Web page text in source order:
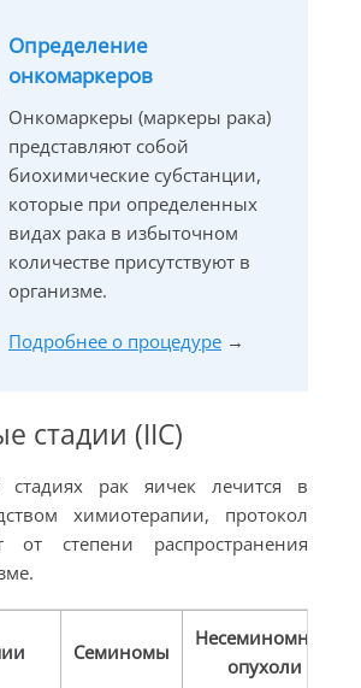
Определение
онкомаркеров
Онкомаркеры (маркеры рака)
представляют собой
биохимические субстанции,
которые при определенных
видах рака в избыточном
количестве присутствуют в
организме.
Подробнее о процедуре →
стадии (IIC)
стадиях рак яичек лечится в
химиотерапии, протокол
от степени распространения
Семиномы
Несеминомные
опухоли